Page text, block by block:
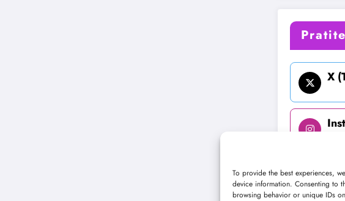
To provide the best experiences,
device information. Consenting to
browsing behavior or unique IDs
X